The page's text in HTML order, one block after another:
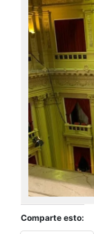
Comparte esto: